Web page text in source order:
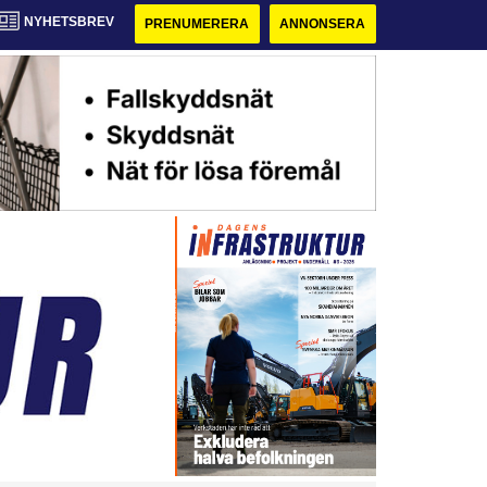
NYHETSBREV PRENUMERERA ANNONSERA